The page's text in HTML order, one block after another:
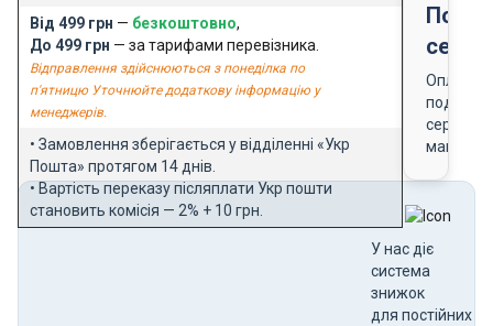
Від 499 грн — безкоштовно,
До 499 грн — за тарифами перевізника.
Відправлення здійснюються з понеділка по
п'ятницю Уточнюйте додаткову інформацію у
менеджерів.
• Замовлення зберігається у відділенні «Укр
Пошта» протягом 14 днів.
• Вартість переказу післяплати Укр пошти
становить комісія — 2% + 10 грн.
Оплата
магазину
У нас діє
система
знижок
для постійних